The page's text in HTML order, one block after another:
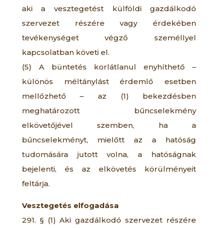
aki a vesztegetést külföldi gazdálkodó
szervezet részére vagy érdekében
tevékenységet végző személlyel
kapcsolatban követi el.
(5) A büntetés korlátlanul enyhíthető –
különös méltánylást érdemlő esetben
mellőzhető – az (1) bekezdésben
meghatározott bűncselekmény
elkövetőjével szemben, ha a
bűncselekményt, mielőtt az a hatóság
tudomására jutott volna, a hatóságnak
bejelenti, és az elkövetés körülményeit
feltárja.
Vesztegetés elfogadása
291. § (1) Aki gazdálkodó szervezet részére